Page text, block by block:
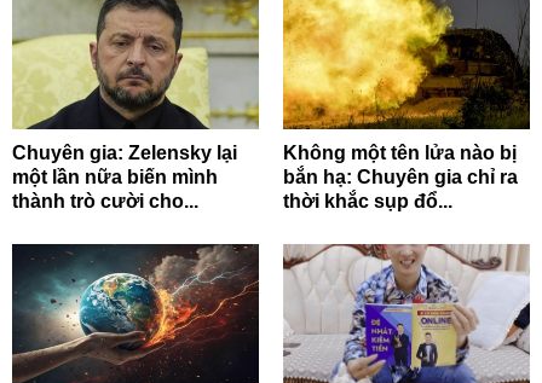
Chuyên gia: Zelensky lại
một lần nữa biến mình
thành trò cười cho...
Không một tên lửa nào bị
bắn hạ: Chuyên gia chỉ ra
thời khắc sụp đổ...